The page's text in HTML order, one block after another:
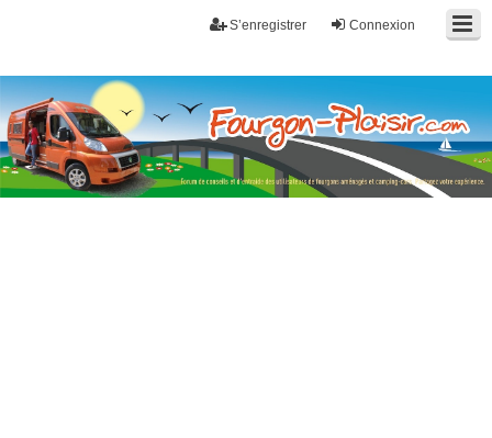
Connexion
S’enregistrer
Fourgon-plaisir.com
Forum de conseils et d'entraide des utilisateurs de fourgons, fourgons
aménagés, vans et de camping-car. Partagez votre expérience.